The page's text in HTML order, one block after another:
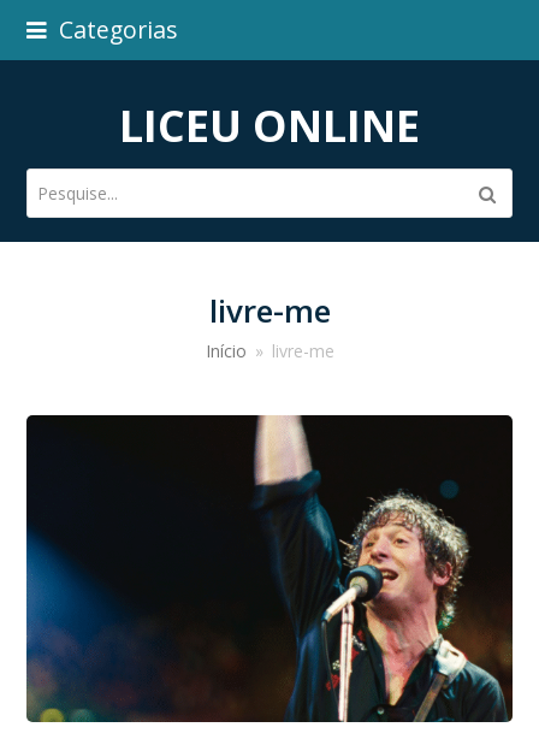
Categorias
LICEU ONLINE
Pesquise...
livre-me
Início » livre-me